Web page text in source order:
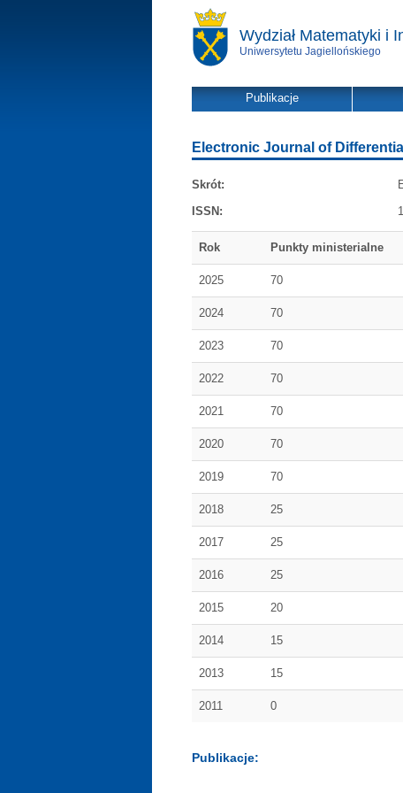
Wydział Matematyki i
Uniwersytetu Jagiellońskiego
Publikacje
Electronic Journal of
Skrót:
ISSN:
Rok Punkty ministerialne
2025 70
2024 70
2023 70
2022 70
2021 70
2020 70
2019 70
2018 25
2017 25
2016 25
2015 20
2014 15
2013 15
2011 0
Publikacje: